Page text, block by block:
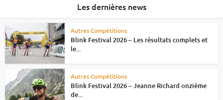
Les dernières news
Autres Compétitions
Blink Festival 2026 – Les résultats complets et
le...
Autres Compétitions
Blink Festival 2026 – Jeanne Richard onzième
de...